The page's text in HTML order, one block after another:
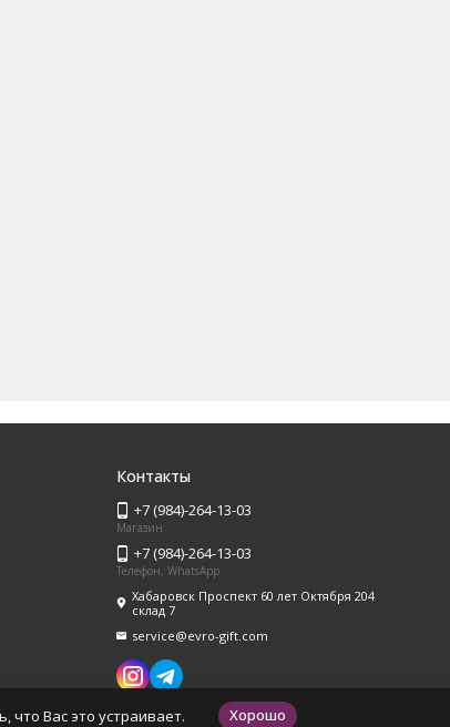
Контакты
+7 (984)-264-13-03
Магазин
+7 (984)-264-13-03
Телефон, WhatsApp
Хабаровск Проспект 60 лет Октября 204
склад 7
service@evro-gift.com
что Вас это устраивает. Хорошо